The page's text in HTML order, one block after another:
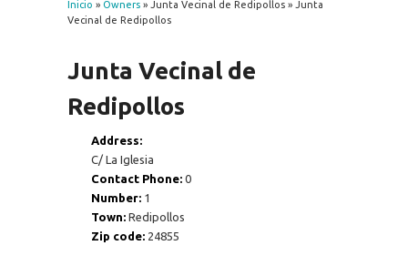
You are here
Inicio » Owners» Junta Vecinal de Redipollos » Junta
Vecinal de Redipollos
Junta Vecinal de
Redipollos
Address:
C/ La Iglesia
Contact Phone: 0
Number: 1
Town: Redipollos
Zip code: 24855